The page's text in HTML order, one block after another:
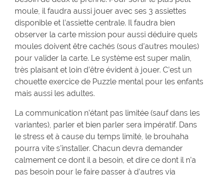
moule, il faudra aussi jouer avec ses 3 assiettes
disponible et l’assiette centrale. Il faudra bien
observer la carte mission pour aussi déduire quels
moules doivent être cachés (sous d’autres moules)
pour valider la carte. Le système est super malin,
très plaisant et loin d’être évident à jouer. C’est un
chouette exercice de Puzzle mental pour les enfants
mais aussi les adultes.
La communication n’étant pas limitée (sauf dans les
variantes), parler et bien parler sera impératif. Dans
le stress et à cause du temps limité, le brouhaha
pourra vite s’installer. Chacun devra demander
calmement ce dont il a besoin, et dire ce dont il n’a
pas besoin pour le faire passer à d’autres via